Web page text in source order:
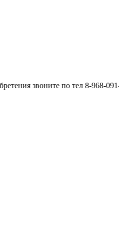
звоните по тел 8-968-